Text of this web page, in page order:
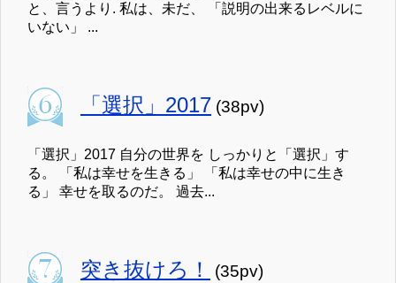
と、言うより. 私は、未だ、 「説明の出来るレベルに
いない」 ...
「選択」2017 (38pv)
「選択」2017 自分の世界を しっかりと「選択」す
る。 「私は幸せを生きる」 「私は幸せの中に生き
る」 幸せを取るのだ。 過去...
突き抜けろ！ (35pv)